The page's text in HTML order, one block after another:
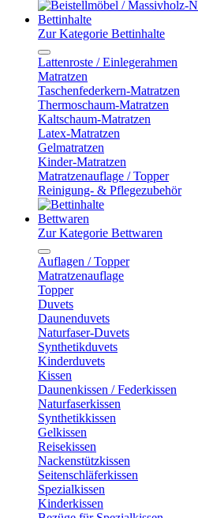
Bettinhalte
Zur Kategorie Bettinhalte
Lattenroste / Einlegerahmen
Matratzen
Taschenfederkern-Matratzen
Thermoschaum-Matratzen
Kaltschaum-Matratzen
Latex-Matratzen
Gelmatratzen
Kinder-Matratzen
Matratzenauflage / Topper
Reinigung- & Pflegezubehör
Bettwaren
Zur Kategorie Bettwaren
Auflagen / Topper
Matratzenauflage
Topper
Duvets
Daunenduvets
Naturfaser-Duvets
Synthetikduvets
Kinderduvets
Kissen
Daunenkissen / Federkissen
Naturfaserkissen
Synthetikkissen
Gelkissen
Reisekissen
Nackenstützkissen
Seitenschläferkissen
Spezialkissen
Kinderkissen